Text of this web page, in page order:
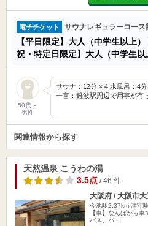
電子チケット サウナレギュラーコース
【平日限定】大人（中学生以上）
祝・特定日限定】大人（中学生以
50代～
男性
サウナ：12分 × 4 水風呂：4
一言：難波駅周辺で用事が有
関連情報から探す
天然温泉 こうわの湯
3.5点/ 46 件
大阪府 / 大阪市
今池駅2.37km 津守
【車】なんばから
バス、バ…